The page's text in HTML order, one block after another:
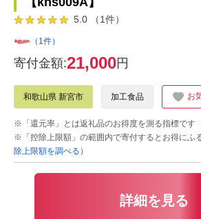
5.0 （1件）
（1件）
寄付金額:21,000円
和歌山県 新宮市 加工食品 お
※「還元率」とは返礼品のお得度を測る指標です
※「控除上限額」の範囲内で寄付するとお得にふ
除上限額を調べる）
詳細を見る